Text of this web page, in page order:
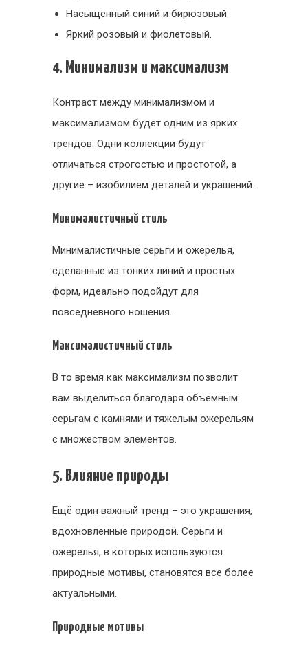
Насыщенный синий и бирюзовый.
Яркий розовый и фиолетовый.
4. Минимализм и максимализм
Контраст между минимализмом и
максимализмом будет одним из ярких
трендов. Одни коллекции будут
отличаться строгостью и простотой, а
другие – изобилием деталей и украшений.
Минималистичный стиль
Минималистичные серьги и ожерелья,
сделанные из тонких линий и простых
форм, идеально подойдут для
повседневного ношения.
Максималистичный стиль
В то время как максимализм позволит
вам выделиться благодаря объемным
серьгам с камнями и тяжелым ожерельям
с множеством элементов.
5. Влияние природы
Ещё один важный тренд – это украшения,
вдохновленные природой. Серьги и
ожерелья, в которых используются
природные мотивы, становятся все более
актуальными.
Природные мотивы